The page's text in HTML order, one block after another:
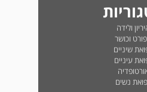
ולידה
וכושר
שיניים
עיניים
נשים